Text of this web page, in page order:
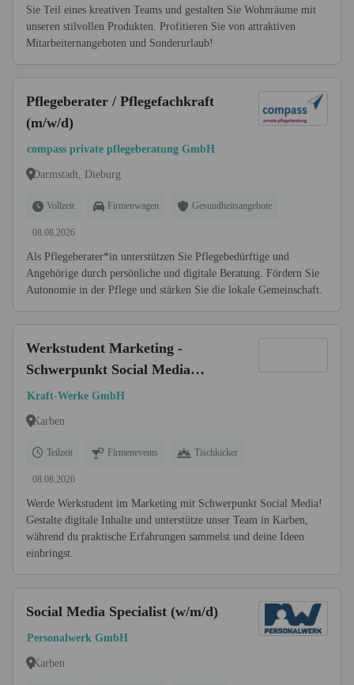
Sie Teil eines kreativen Teams und gestalten Sie Wohnräume mit
unseren stilvollen Produkten. Profitieren Sie von attraktiven
Mitarbeiternangeboten und Sonderurlaub!
Pflegeberater / Pflegefachkraft
(m/w/d)
compass private pflegeberatung GmbH
Darmstadt, Dieburg
Vollzeit Firmenwagen Gesundheitsangebote
08.08.2026
Als Pflegeberater*in unterstützen Sie Pflegebedürftige und
Angehörige durch persönliche und digitale Beratung. Fördern Sie
Autonomie in der Pflege und stärken Sie die lokale Gemeinschaft.
Werkstudent Marketing -
Schwerpunkt Social Media
(w/m/d)
Kraft-Werke GmbH
Karben
Teilzeit Firmenevents Tischkicker
08.08.2026
Werde Werkstudent im Marketing mit Schwerpunkt Social Media!
Gestalte digitale Inhalte und unterstütze unser Team in Karben,
während du praktische Erfahrungen sammelst und deine Ideen
einbringst.
Social Media Specialist (w/m/d)
Personalwerk GmbH
Karben